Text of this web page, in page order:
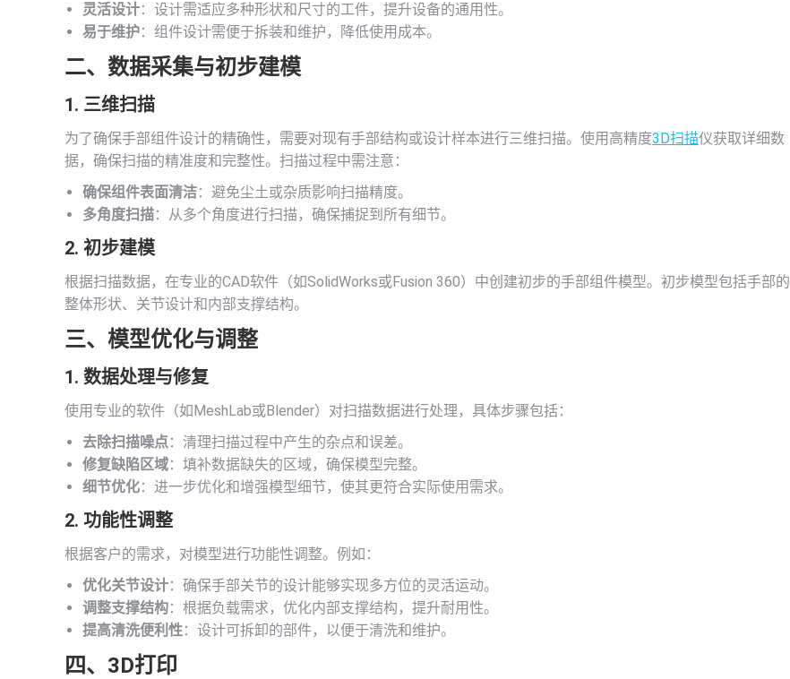
灵活设计：设计需适应多种形状和尺寸的工件，提升设备的通用性。
易于维护：组件设计需便于拆装和维护，降低使用成本。
二、数据采集与初步建模
1. 三维扫描
为了确保手部组件设计的精确性，需要对现有手部结构或设计样本进行三维扫描。使用高精度3D扫描仪获取详细数
据，确保扫描的精准度和完整性。扫描过程中需注意：
确保组件表面清洁：避免尘土或杂质影响扫描精度。
多角度扫描：从多个角度进行扫描，确保捕捉到所有细节。
2. 初步建模
根据扫描数据，在专业的CAD软件（如SolidWorks或Fusion 360）中创建初步的手部组件模型。初步模型包括手部的
整体形状、关节设计和内部支撑结构。
三、模型优化与调整
1. 数据处理与修复
使用专业的软件（如MeshLab或Blender）对扫描数据进行处理，具体步骤包括：
去除扫描噪点：清理扫描过程中产生的杂点和误差。
修复缺陷区域：填补数据缺失的区域，确保模型完整。
细节优化：进一步优化和增强模型细节，使其更符合实际使用需求。
2. 功能性调整
根据客户的需求，对模型进行功能性调整。例如：
优化关节设计：确保手部关节的设计能够实现多方位的灵活运动。
调整支撑结构：根据负载需求，优化内部支撑结构，提升耐用性。
提高清洗便利性：设计可拆卸的部件，以便于清洗和维护。
四、 3D打印